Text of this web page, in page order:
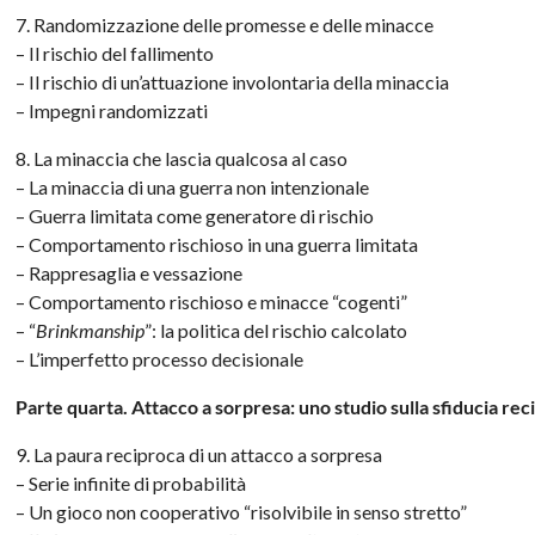
7. Randomizzazione delle promesse e delle minacce
– Il rischio del fallimento
– Il rischio di un’attuazione involontaria della minaccia
– Impegni randomizzati
8. La minaccia che lascia qualcosa al caso
– La minaccia di una guerra non intenzionale
– Guerra limitata come generatore di rischio
– Comportamento rischioso in una guerra limitata
– Rappresaglia e vessazione
– Comportamento rischioso e minacce “cogenti”
– “Brinkmanship”: la politica del rischio calcolato
– L’imperfetto processo decisionale
Parte quarta. Attacco a sorpresa: uno studio sulla sfiducia
9. La paura reciproca di un attacco a sorpresa
– Serie infinite di probabilità
– Un gioco non cooperativo “risolvibile in senso stretto”